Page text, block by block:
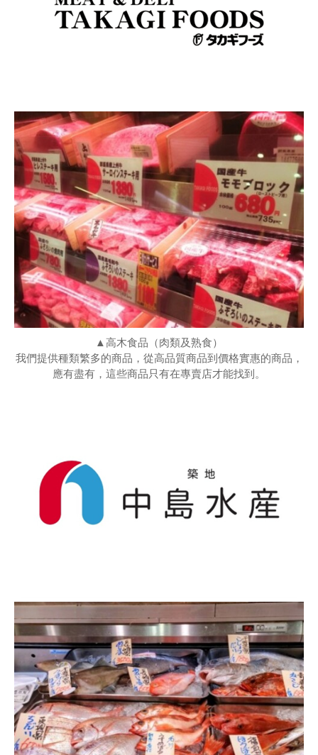
▲高木食品（肉類及熟食）
我們提供種類繁多的商品，從高品質商品到價格實惠的商品，
應有盡有，這些商品只有在專賣店才能找到。